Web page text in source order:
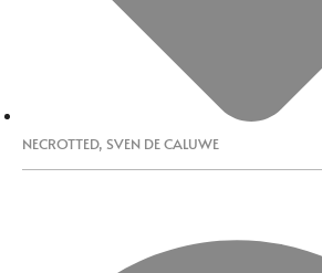
NECROTTED, SVEN DE CALUWE